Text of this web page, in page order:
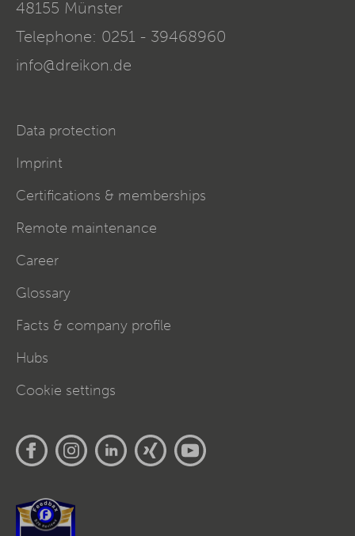
48155 Münster
Telephone: 0251 - 39468960
info@dreikon.de
Data protection
Imprint
Certifications & memberships
Remote maintenance
Career
Glossary
Facts & company profile
Hubs
Cookie settings